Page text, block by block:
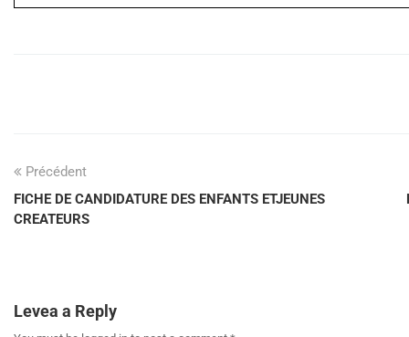
Précédent
FICHE DE CANDIDATURE DES ENFANTS ETJEUNES
CREATEURS
Levea a Reply